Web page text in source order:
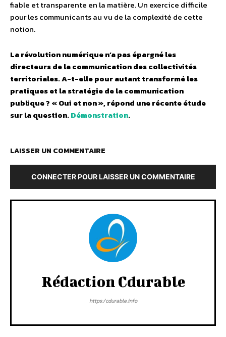
fiable et transparente en la matière. Un exercice difficile
pour les communicants au vu de la complexité de cette
notion.
La révolution numérique n’a pas épargné les
directeurs de la communication des collectivités
territoriales. A-t-elle pour autant transformé les
pratiques et la stratégie de la communication
publique ? « Oui et non », répond une récente étude
sur la question.Démonstration.
LAISSER UN COMMENTAIRE
CONNECTER POUR LAISSER UN COMMENTAIRE
Rédaction Cdurable
https:/cdurable.info